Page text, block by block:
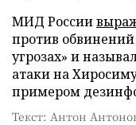
МИД России
против
угрозах» и
атаки на
примером
Текст: Антон